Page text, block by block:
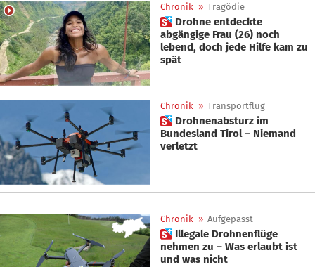
Chronik » Tragödie
 Drohne entdeckte
abgängige Frau (26) noch
lebend, doch jede Hilfe kam zu
spät
Chronik » Transportflug
 Drohnenabsturz im
Bundesland Tirol – Niemand
verletzt
Chronik » Aufgepasst
 Illegale Drohnenflüge
nehmen zu – Was erlaubt ist
und was nicht